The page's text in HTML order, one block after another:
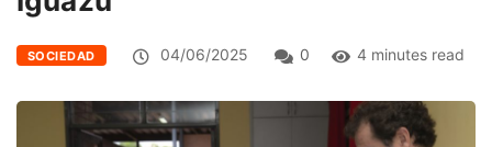
SOCIEDAD 04/06/2025 0 4 minutes read